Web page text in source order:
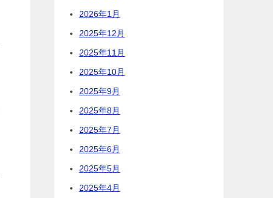
2026年1月
2025年12月
2025年11月
2025年10月
2025年9月
2025年8月
2025年7月
2025年6月
2025年5月
2025年4月